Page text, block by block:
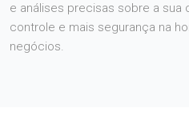
e análises precisas sobre a
controle e mais segurança na
negócios.